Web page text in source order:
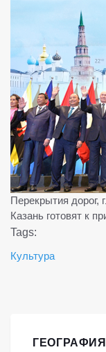
Перекрытия дорог,
Казань готовят к
Tags:
Культура
ГЕОГРАФИЯ